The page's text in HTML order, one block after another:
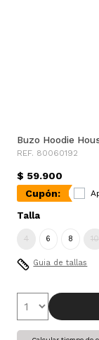
Buzo Hoodie
REF. 80060192
$ 59.900
Cupón:
Talla
4 6 8 10
Guia de tallas